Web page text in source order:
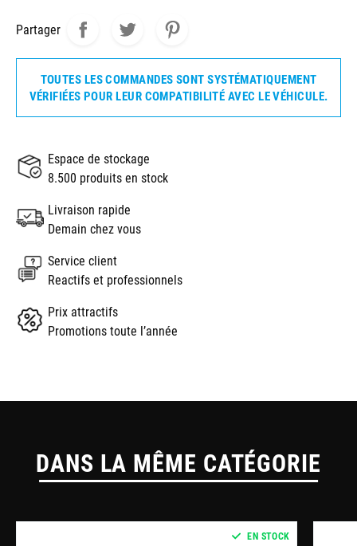
Partager
TOUTES LES COMMANDES SONT SYSTÉMATIQUEMENT
VÉRIFIÉES POUR LEUR COMPATIBILITÉ AVEC LE VÉHICULE.
Espace de stockage
8.500 produits en stock
Livraison rapide
Demain chez vous
Service client
Reactifs et professionnels
Prix attractifs
Promotions toute l’année
DANS LA MÊME CATÉGORIE
EN STOCK